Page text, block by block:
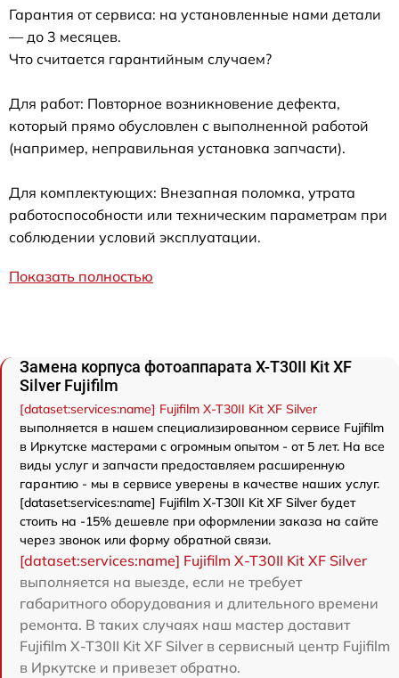
Гарантия от сервиса: на установленные нами детали
— до 3 месяцев.
Что считается гарантийным случаем?
Для работ: Повторное возникновение дефекта,
который прямо обусловлен с выполненной работой
(например, неправильная установка запчасти).
Для комплектующих: Внезапная поломка, утрата
работоспособности или техническим параметрам при
соблюдении условий эксплуатации.
Показать полностью
Замена корпуса фотоаппарата X-T30II Kit XF
Silver Fujifilm
[dataset:services:name] Fujifilm X-T30II Kit XF Silver
выполняется в нашем специализированном сервисе Fujifilm
в Иркутске мастерами с огромным опытом - от 5 лет. На все
виды услуг и запчасти предоставляем расширенную
гарантию - мы в сервисе уверены в качестве наших услуг.
[dataset:services:name] Fujifilm X-T30II Kit XF Silver будет
стоить на -15% дешевле при оформлении заказа на сайте
через звонок или форму обратной связи.
[dataset:services:name] Fujifilm X-T30II Kit XF Silver
выполняется на выезде, если не требует
габаритного оборудования и длительного времени
ремонта. В таких случаях наш мастер доставит
Fujifilm X-T30II Kit XF Silver в сервисный центр Fujifilm
в Иркутске и привезет обратно.